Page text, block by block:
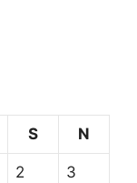
S N
2 3